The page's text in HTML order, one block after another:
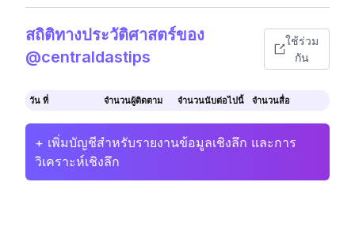
สถิติทางประวัติศาสตร์ของ
@centraldastips
ใช้ร่วม
กัน
วัน ที่ จำนวนผู้ติดตาม จำนวนนับต่อไปนี้ จำนวนสื่อ
+ เพิ่มบัญชีสำหรับรายงานข้อมูลเชิงลึก และการ
วิเคราะห์เชิงลึก